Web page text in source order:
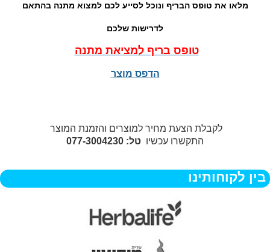
מלאו את טופס הבריף ונוכל לסייע לכם למצוא מתנה בהתאם
לדרישות שלכם
טופס בריף למציאת מתנה
הדפס מוצר
לקבלת הצעת מחיר למוצרים והזמנת המוצר
התקשרו עכשיו טל: 077-3004230
בין לקוחותינו